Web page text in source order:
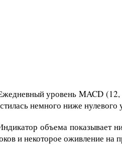
уровень MACD (12,
немного ниже
объема показывает
и некоторое оживление на